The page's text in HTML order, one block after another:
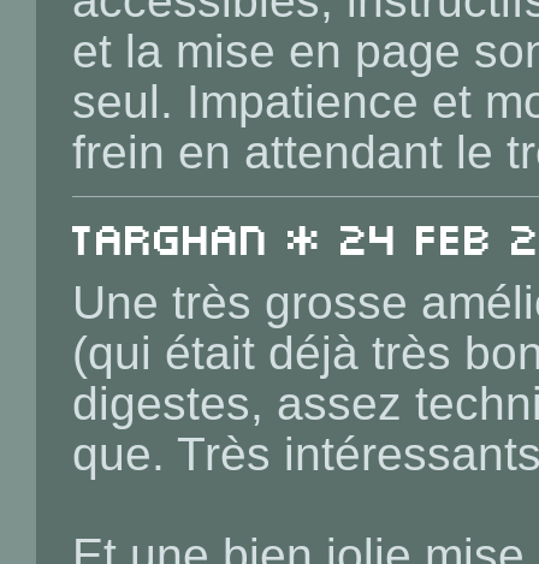
et la mise en page
seul. Impatience et
frein en attendant le
Targhan * 24 Feb
Une très grosse
(qui était déjà très
digestes, assez
que. Très